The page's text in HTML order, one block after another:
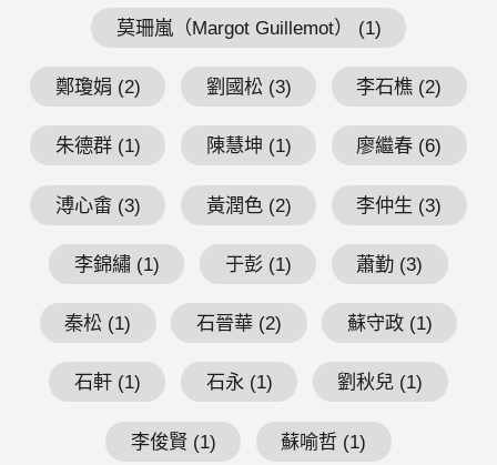
莫珊嵐（Margot Guillemot） (1)
鄭瓊娟 (2) 劉國松 (3) 李石樵 (2)
朱德群 (1) 陳慧坤 (1) 廖繼春 (6)
溥心畬 (3) 黃潤色 (2) 李仲生 (3)
李錦繡 (1) 于彭 (1) 蕭勤 (3)
秦松 (1) 石晉華 (2) 蘇守政 (1)
石軒 (1) 石永 (1) 劉秋兒 (1)
李俊賢 (1) 蘇喻哲 (1)